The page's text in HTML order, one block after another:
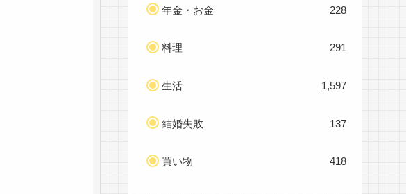
年金・お金 228
料理 291
生活 1,597
結婚失敗 137
買い物 418